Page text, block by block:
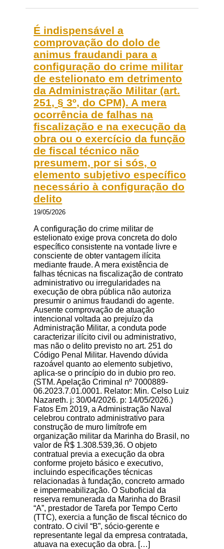
É indispensável a
comprovação do dolo de
animus fraudandi para a
configuração do crime militar
de estelionato em detrimento
da Administração Militar (art.
251, § 3º, do CPM). A mera
ocorrência de falhas na
fiscalização e na execução da
obra ou o exercício da função
de fiscal técnico não
presumem, por si sós, o
elemento subjetivo específico
necessário à configuração do
delito
19/05/2026
A configuração do crime militar de
estelionato exige prova concreta do dolo
específico consistente na vontade livre e
consciente de obter vantagem ilícita
mediante fraude. A mera existência de
falhas técnicas na fiscalização de contrato
administrativo ou irregularidades na
execução de obra pública não autoriza
presumir o animus fraudandi do agente.
Ausente comprovação de atuação
intencional voltada ao prejuízo da
Administração Militar, a conduta pode
caracterizar ilícito civil ou administrativo,
mas não o delito previsto no art. 251 do
Código Penal Militar. Havendo dúvida
razoável quanto ao elemento subjetivo,
aplica-se o princípio do in dubio pro reo.
(STM. Apelação Criminal nº 7000889-
06.2023.7.01.0001. Relator: Min. Celso Luiz
Nazareth. j: 30/04/2026. p: 14/05/2026.)
Fatos Em 2019, a Administração Naval
celebrou contrato administrativo para
construção de muro limítrofe em
organização militar da Marinha do Brasil, no
valor de R$ 1.308.539,36. O objeto
contratual previa a execução da obra
conforme projeto básico e executivo,
incluindo especificações técnicas
relacionadas à fundação, concreto armado
e impermeabilização. O Suboficial da
reserva remunerada da Marinha do Brasil
“A”, prestador de Tarefa por Tempo Certo
(TTC), exercia a função de fiscal técnico do
contrato. O civil “B”, sócio-gerente e
representante legal da empresa contratada,
atuava na execução da obra. […]